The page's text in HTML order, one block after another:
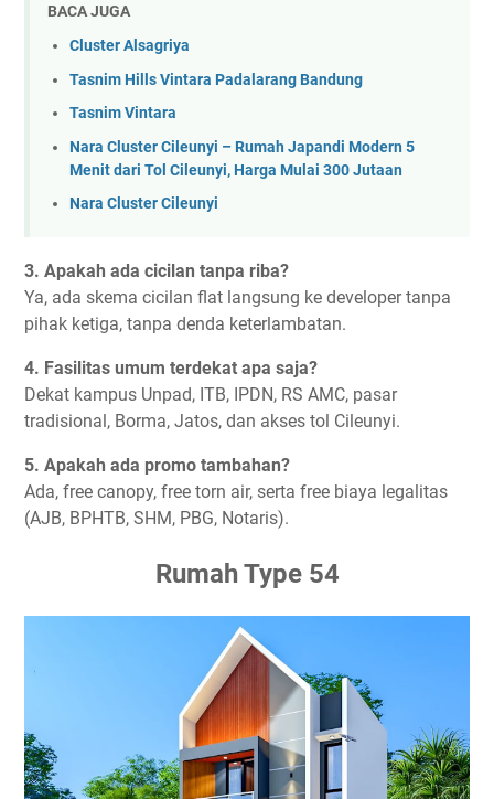
BACA JUGA
Cluster Alsagriya
Tasnim Hills Vintara Padalarang Bandung
Tasnim Vintara
Nara Cluster Cileunyi – Rumah Japandi Modern 5
Menit dari Tol Cileunyi, Harga Mulai 300 Jutaan
Nara Cluster Cileunyi
3. Apakah ada cicilan tanpa riba?
Ya, ada skema cicilan flat langsung ke developer tanpa
pihak ketiga, tanpa denda keterlambatan.
4. Fasilitas umum terdekat apa saja?
Dekat kampus Unpad, ITB, IPDN, RS AMC, pasar
tradisional, Borma, Jatos, dan akses tol Cileunyi.
5. Apakah ada promo tambahan?
Ada, free canopy, free torn air, serta free biaya legalitas
(AJB, BPHTB, SHM, PBG, Notaris).
Rumah Type 54